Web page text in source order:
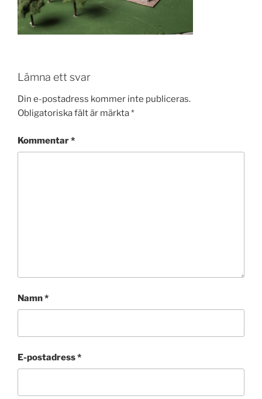
Lämna ett svar
Din e-postadress kommer inte publiceras.
Obligatoriska fält är märkta*
Kommentar*
Namn*
E-postadress*